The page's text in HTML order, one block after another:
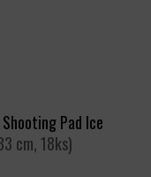
Pad Ice
cm, 18ks)